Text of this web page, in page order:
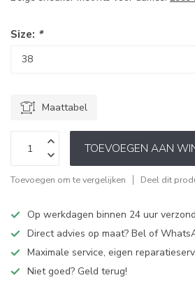
Size: *
Maattabel
TOEVOEGEN AAN
Toevoegen om te vergelijken Deel dit
Op werkdagen binnen 24 uur
Direct advies op maat? Bel of
Maximale service, eigen
Niet goed? Geld terug!